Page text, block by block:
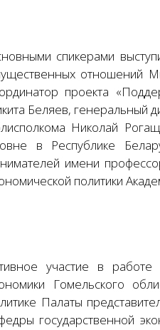
спикерами
отношений
проекта
Беляев, генеральный
Николай
в Республике
имени
политики
участие в работе
Гомельского
Палаты
государственной